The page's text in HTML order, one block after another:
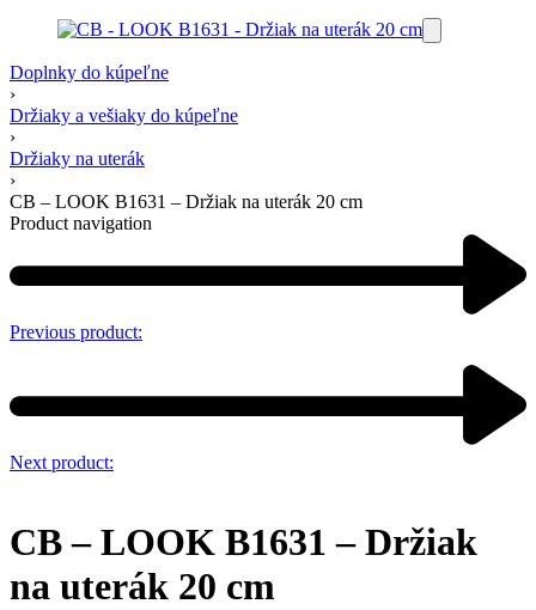
Doplnky do kúpeľne
›
Držiaky a vešiaky do kúpeľne
›
Držiaky na uterák
›
CB – LOOK B1631 – Držiak na uterák 20 cm
Product navigation
Previous product:
Next product:
CB – LOOK B1631 – Držiak
na uterák 20 cm